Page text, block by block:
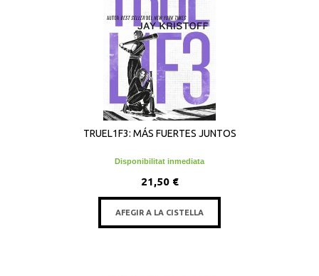
TRUEL1F3: MÁS FUERTES JUNTOS
Disponibilitat inmediata
21,50 €
AFEGIR A LA CISTELLA